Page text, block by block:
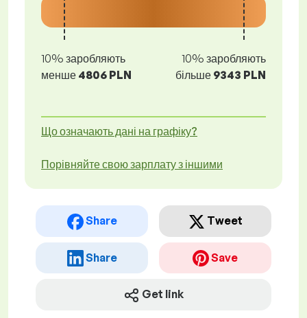
10% заробляють
менше 4806 PLN
10% заробляють
більше 9343 PLN
Що означають дані на графіку?
Порівняйте свою зарплату з іншими
Share Tweet
Share Save
Get link